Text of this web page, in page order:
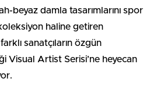
beyaz damla tasarımlarını spor
haline getiren
sanatçıların özgün
Visual Artist Serisi’ne heyecan